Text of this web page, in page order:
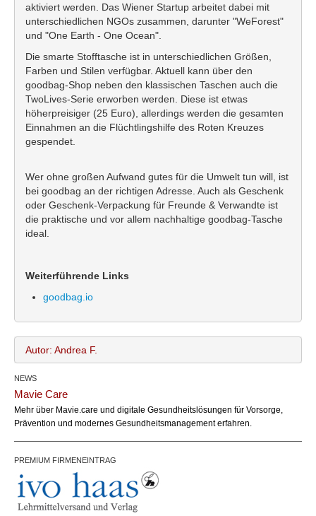
aktiviert werden. Das Wiener Startup arbeitet dabei mit
unterschiedlichen NGOs zusammen, darunter "WeForest"
und "One Earth - One Ocean".
Die smarte Stofftasche ist in unterschiedlichen Größen,
Farben und Stilen verfügbar. Aktuell kann über den
goodbag-Shop neben den klassischen Taschen auch die
TwoLives-Serie erworben werden. Diese ist etwas
höherpreisiger (25 Euro), allerdings werden die gesamten
Einnahmen an die Flüchtlingshilfe des Roten Kreuzes
gespendet.
Wer ohne großen Aufwand gutes für die Umwelt tun will, ist
bei goodbag an der richtigen Adresse. Auch als Geschenk
oder Geschenk-Verpackung für Freunde & Verwandte ist
die praktische und vor allem nachhaltige goodbag-Tasche
ideal.
Weiterführende Links
goodbag.io
Autor: Andrea F.
NEWS
Mavie Care
Mehr über Mavie.care und digitale Gesundheitslösungen für Vorsorge,
Prävention und modernes Gesundheitsmanagement erfahren.
PREMIUM FIRMENEINTRAG